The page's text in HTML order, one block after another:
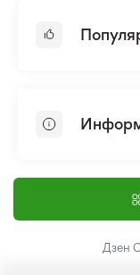
Лилия
Семена
Доставка и
Контакты
Дзен